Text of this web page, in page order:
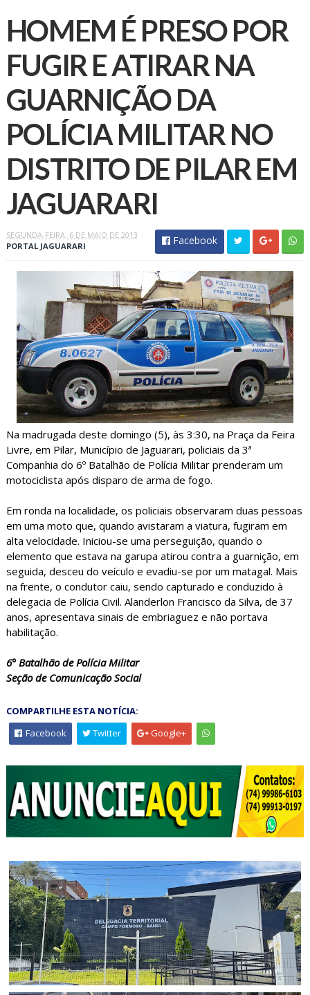
HOMEM É PRESO POR
FUGIR E ATIRAR NA
GUARNIÇÃO DA
POLÍCIA MILITAR NO
DISTRITO DE PILAR EM
JAGUARARI
SEGUNDA-FEIRA, 6 DE MAIO DE 2013
PORTAL JAGUARARI
Facebook
Na madrugada deste domingo (5), às 3:30, na Praça da Feira
Livre, em Pilar, Município de Jaguarari, policiais da 3ª
Companhia do 6º Batalhão de Polícia Militar prenderam um
motociclista após disparo de arma de fogo.
Em ronda na localidade, os policiais observaram duas pessoas
em uma moto que, quando avistaram a viatura, fugiram em
alta velocidade. Iniciou-se uma perseguição, quando o
elemento que estava na garupa atirou contra a guarnição, em
seguida, desceu do veículo e evadiu-se por um matagal. Mais
na frente, o condutor caiu, sendo capturado e conduzido à
delegacia de Polícia Civil. Alanderlon Francisco da Silva, de 37
anos, apresentava sinais de embriaguez e não portava
habilitação.
6° Batalhão de Polícia Militar
Seção de Comunicação Social
COMPARTILHE ESTA NOTÍCIA:
Facebook
Twitter Google+